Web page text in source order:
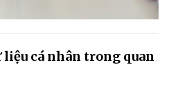
liệu cá nhân trong quan